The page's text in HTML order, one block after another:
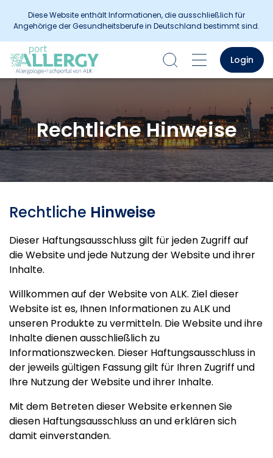
Diese Website enthält Informationen, die ausschließlich für
Angehörige der Gesundheitsberufe in Deutschland bestimmt sind.
Login
Rechtliche Hinweise
Rechtliche Hinweise
Dieser Haftungsausschluss gilt für jeden Zugriff auf
die Website und jede Nutzung der Website und ihrer
Inhalte.
Willkommen auf der Website von ALK. Ziel dieser
Website ist es, Ihnen Informationen zu ALK und
unseren Produkte zu vermitteln. Die Website und ihre
Inhalte dienen ausschließlich zu
Informationszwecken. Dieser Haftungsausschluss in
der jeweils gültigen Fassung gilt für Ihren Zugriff und
Ihre Nutzung der Website und ihrer Inhalte.
Mit dem Betreten dieser Website erkennen Sie
diesen Haftungsausschluss an und erklären sich
damit einverstanden.